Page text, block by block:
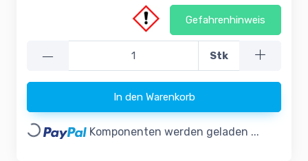
Gefahrenhinweis
— Stk
In den Warenkorb
Loading... Komponenten werden geladen ...